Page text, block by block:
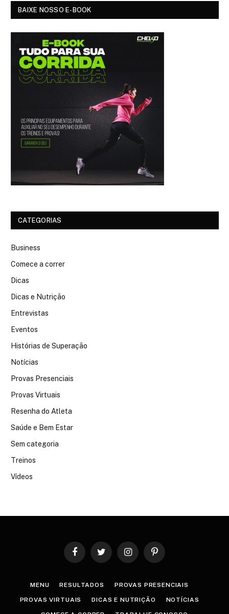
BAIXE NOSSO E-BOOK
CATEGORIAS
Business
Comece a correr
Dicas
Dicas e Nutrição
Entrevistas
Eventos
Histórias de Superação
Notícias
Provas Presenciais
Provas Virtuais
Resenha do Atleta
Saúde e Bem Estar
Sem categoria
Treinos
Vídeos
FacebookTwitter InstagramPinterest
MENU RESULTADOS PROVAS PRESENCIAIS
PROVAS VIRTUAIS DICAS E NUTRIÇÃO NOTÍCIAS